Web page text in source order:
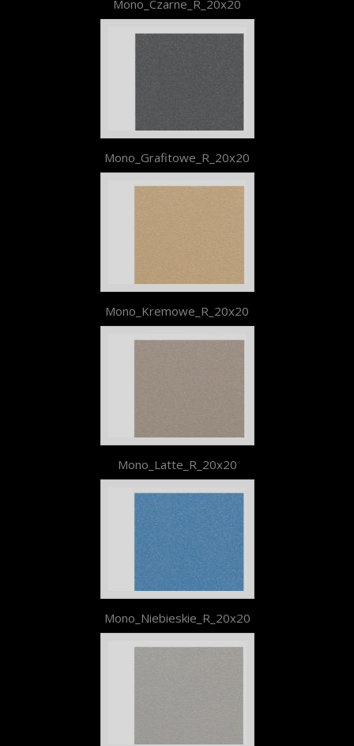
Mono_Czarne_R_20x20
Mono_Grafitowe_R_20x20
Mono_Kremowe_R_20x20
Mono_Latte_R_20x20
Mono_Niebieskie_R_20x20